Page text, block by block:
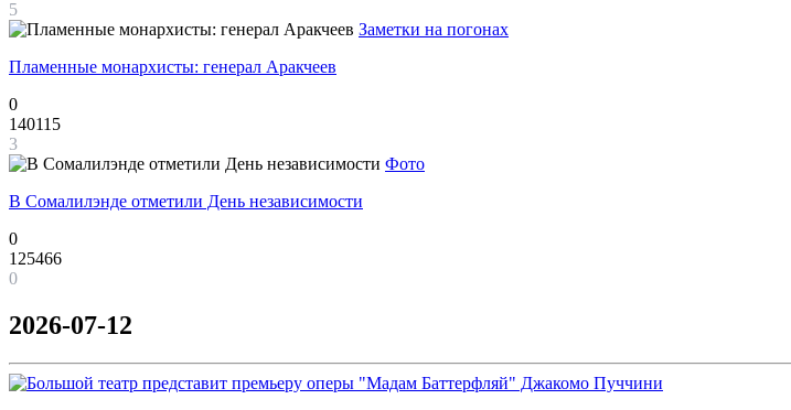
5
Заметки на погонах
Пламенные монархисты: генерал Аракчеев
0
140115
3
Фото
В Сомалилэнде отметили День независимости
0
125466
0
2026-07-12